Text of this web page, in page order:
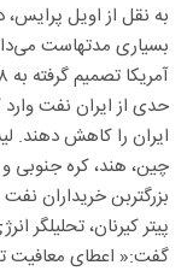
به نقل از اویل پرایس،
بسیاری مدتهاست
حدی از ایران نفت
ایران را کاهش دهند.
چین، هند، کره جنوبی
بزرگتربن خریداران
پیتر کیرنان، تحلیلگر